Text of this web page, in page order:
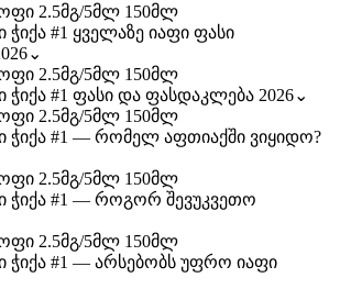
2.5მგ/5მლ 150მლ
#1 ყველაზე იაფი ფასი
⌄
2.5მგ/5მლ 150მლ
#1 ფასი და ფასდაკლება 2026⌄
2.5მგ/5მლ 150მლ
ჭიქა #1 — რომელ აფთიაქში ვიყიდო?
2.5მგ/5მლ 150მლ
ჭიქა #1 — როგორ შევუკვეთო
2.5მგ/5მლ 150მლ
ჭიქა #1 — არსებობს უფრო იაფი